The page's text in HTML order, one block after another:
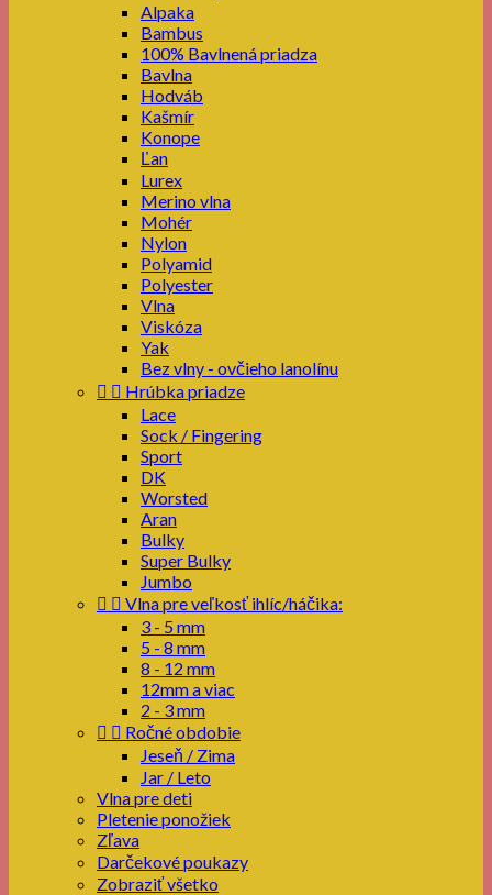
Alpaka
Bambus
100% Bavlnená priadza
Bavlna
Hodváb
Kašmír
Konope
Ľan
Lurex
Merino vlna
Mohér
Nylon
Polyamid
Polyester
Vlna
Viskóza
Yak
Bez vlny - ovčieho lanolínu
  Hrúbka priadze
Lace
Sock / Fingering
Sport
DK
Worsted
Aran
Bulky
Super Bulky
Jumbo
  Vlna pre veľkosť ihlíc/háčika:
3 - 5 mm
5 - 8 mm
8 - 12 mm
12mm a viac
2 - 3 mm
  Ročné obdobie
Jeseň / Zima
Jar / Leto
Vlna pre deti
Pletenie ponožiek
Zľava
Darčekové poukazy
Zobraziť všetko